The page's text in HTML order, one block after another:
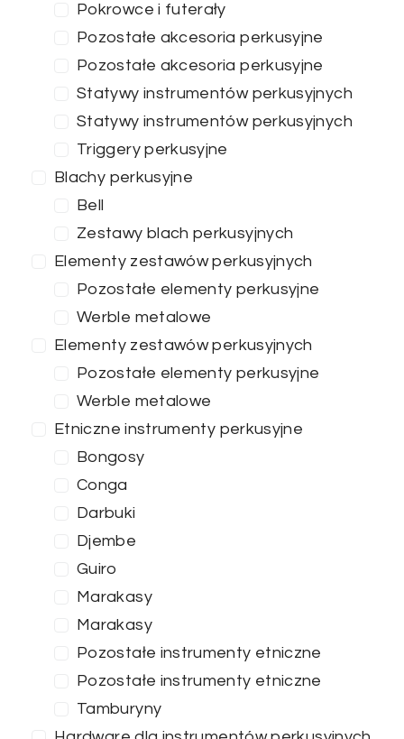
Pokrowce i futerały
Pozostałe akcesoria perkusyjne
Pozostałe akcesoria perkusyjne
Statywy instrumentów perkusyjnych
Statywy instrumentów perkusyjnych
Triggery perkusyjne
Blachy perkusyjne
Bell
Zestawy blach perkusyjnych
Elementy zestawów perkusyjnych
Pozostałe elementy perkusyjne
Werble metalowe
Elementy zestawów perkusyjnych
Pozostałe elementy perkusyjne
Werble metalowe
Etniczne instrumenty perkusyjne
Bongosy
Conga
Darbuki
Djembe
Guiro
Marakasy
Marakasy
Pozostałe instrumenty etniczne
Pozostałe instrumenty etniczne
Tamburyny